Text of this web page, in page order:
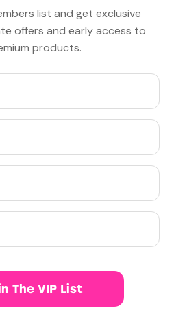
amet, consetetur sadipscing elitr,
tempor invidunt ut labore et
erat, sed diam voluptua. At
no sea takimata sanctus est
quam
odio magna, id malesuada arcu
ut ex bibendum commodo id
ligula sed ante blandit volutpat.
vulputate, odio arcu aliquet
risus quis lectus.
amet, consetetur sadipscing elitr,
erat, sed diam voluptua. At
justo duo dolores et ea rebum.
no sea takimata sanctus est
list and get exclusive
offers and early access to
products.
The VIP List